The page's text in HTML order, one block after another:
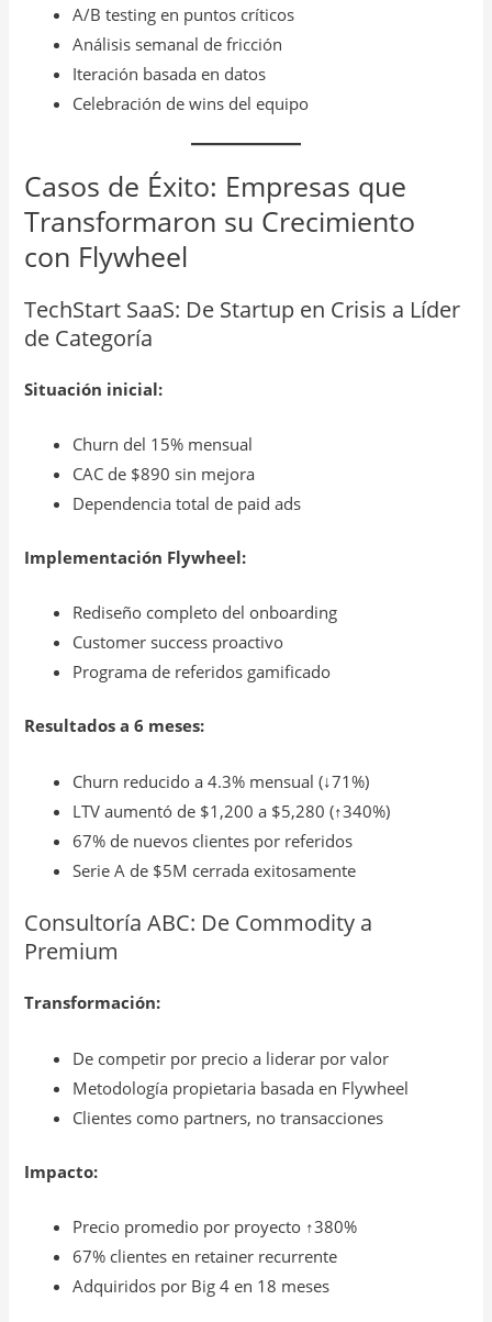
A/B testing en puntos críticos
Análisis semanal de fricción
Iteración basada en datos
Celebración de wins del equipo
Casos de Éxito: Empresas que
Transformaron su Crecimiento
con Flywheel
TechStart SaaS: De Startup en Crisis a Líder
de Categoría
Situación inicial:
Churn del 15% mensual
CAC de $890 sin mejora
Dependencia total de paid ads
Implementación Flywheel:
Rediseño completo del onboarding
Customer success proactivo
Programa de referidos gamificado
Resultados a 6 meses:
Churn reducido a 4.3% mensual (↓71%)
LTV aumentó de $1,200 a $5,280 (↑340%)
67% de nuevos clientes por referidos
Serie A de $5M cerrada exitosamente
Consultoría ABC: De Commodity a
Premium
Transformación:
De competir por precio a liderar por valor
Metodología propietaria basada en Flywheel
Clientes como partners, no transacciones
Impacto:
Precio promedio por proyecto ↑380%
67% clientes en retainer recurrente
Adquiridos por Big 4 en 18 meses